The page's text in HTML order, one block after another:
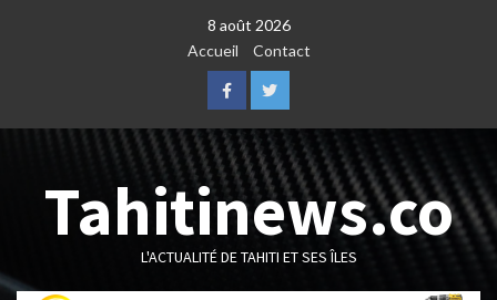
8 août 2026
Accueil
Contact
FacebookTwitter
Tahitinews.co
L'ACTUALITÉ DE TAHITI ET SES ÎLES